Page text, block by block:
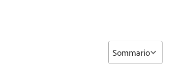
Sommario